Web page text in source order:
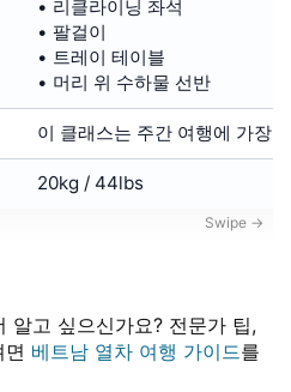
• 리클라이닝 좌석
• 팔걸이
• 트레이 테이블
• 머리 위 수하물 선반
이 클래스는 주간 여행에 가장
20kg / 44lbs
알고 싶으신가요? 전문가 팁,
베트남 열차 여행 가이드를